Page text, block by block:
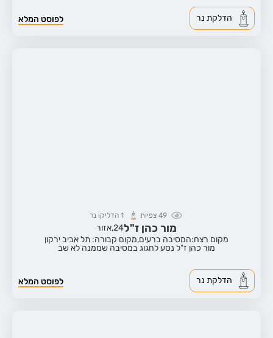
לפוסט המלא הדלקת נר
49 צפיות 1 הדליקו נר
מור כהן ז"ל24,אזור
מקום רצח:המסיבה ברעים,מקום קבורה: תל אביב ירקון
מור כהן ז"ל נסע לחגוג במסיבה שממנה לא שב
לפוסט המלא הדלקת נר